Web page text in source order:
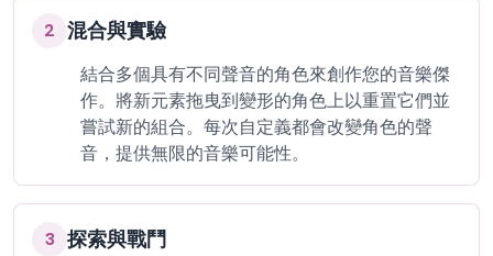
2 混合與實驗
結合多個具有不同聲音的角色來創作您的音樂傑
作。將新元素拖曳到變形的角色上以重置它們並
嘗試新的組合。每次自定義都會改變角色的聲
音，提供無限的音樂可能性。
3 探索與戰鬥